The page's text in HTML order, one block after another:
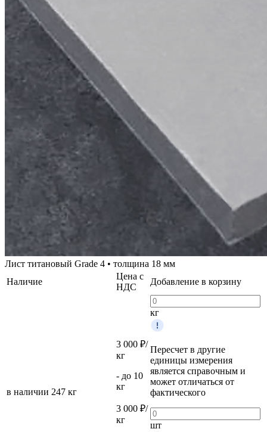
Лист титановый Grade 4 • толщина 18 мм
Наличие
Цена с
НДС
Добавление в корзину
в наличии 247 кг
3 000 ₽/
кг
- до 10
кг
3 000 ₽/
кг
кг
Пересчет в другие
единицы измерения
является справочным и
может отличаться от
фактического
шт